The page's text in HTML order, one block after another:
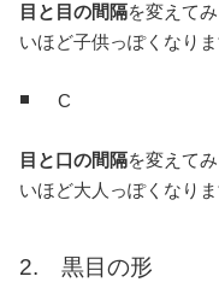
目と目の間隔を変えて
いほど子供っぽくなりま
C
目と口の間隔を変えて
いほど大人っぽくなりま
2. 黒目の形